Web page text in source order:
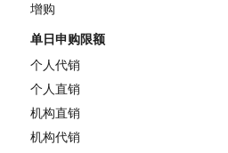
增购
单日申购限额
个人代销
个人直销
机构直销
机构代销